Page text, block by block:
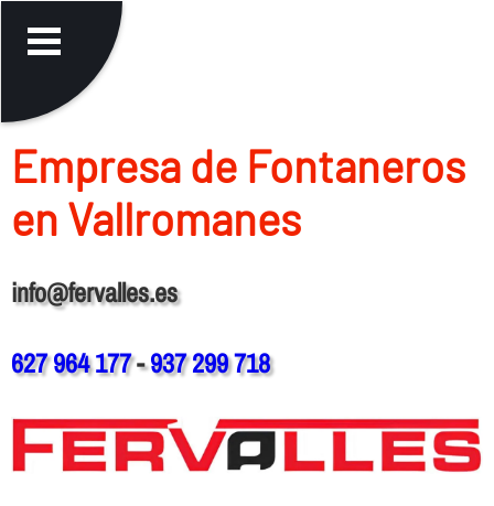
Empresa de Fontaneros
en Vallromanes
info@fervalles.es
627 964 177-937 299 718